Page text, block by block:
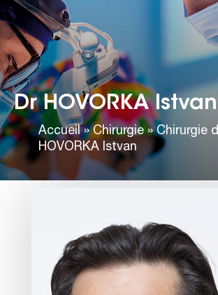
Dr HOVORKA Istvan
Accueil»Chirurgie»Chirurgie
HOVORKA Istvan